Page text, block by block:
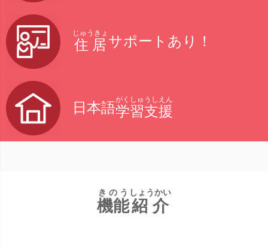
住居
じゅうきょ
サポートあり！
日本語学習支援
がくしゅうしえん
機能
きのう
紹介
しょうかい